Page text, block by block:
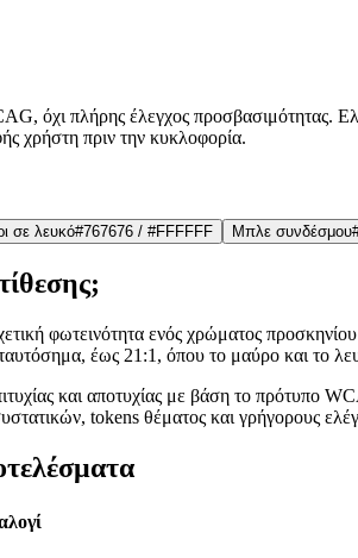
όχι πλήρης έλεγχος προσβασιμότητας.
χρήστη πριν την κυκλοφορία.
σε λευκό#767676 / #FFFFFF Μπλε συνδέσμου
φωτεινότητα ενός χρώματος
έως 21:1, όπου το μαύρο και το
και αποτυχίας με βάση το πρότυπο
tokens θέματος και γρήγορους